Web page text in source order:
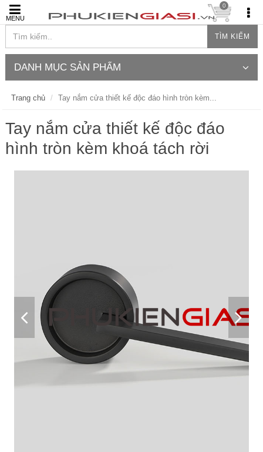
MENU
TÌM KIẾM
0
DANH MỤC SẢN PHẨM
Trang chủ Tay nắm cửa thiết kế độc đáo hình tròn kèm...
Tay nắm cửa thiết kế độc đáo
hình tròn kèm khoá tách rời